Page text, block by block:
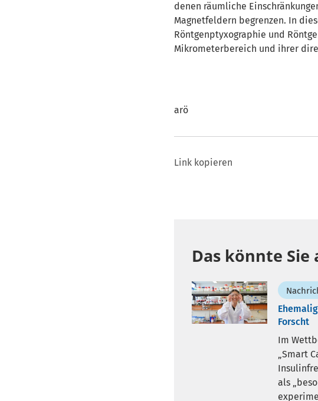
denen räumliche
Magnetfeldern begrenzen. In
Röntgenptyxographie und
Mikrometerbereich und ihrer
arö
Link kopieren
Das könnte
Forscht
Im
Smart
als